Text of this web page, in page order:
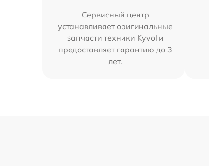
Сервисный центр
устанавливает оригинальные
запчасти техники Kyvol и
предоставляет гарантию до 3
лет.